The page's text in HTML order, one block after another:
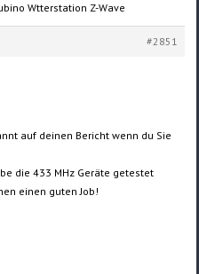
Wtterstation Z-Wave
#2851
auf deinen Bericht wenn du Sie
die 433 MHz Geräte getestet
einen guten Job!